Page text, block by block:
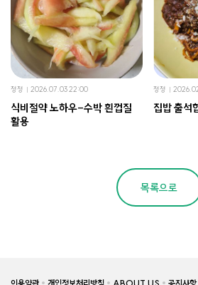
정정 2026.07.03 22:00
식비절약 노하우-수박 흰껍질
활용
정정
집밥 출석
목록으로
이용약관 개인정보처리방침 ABOUT US 공지사항